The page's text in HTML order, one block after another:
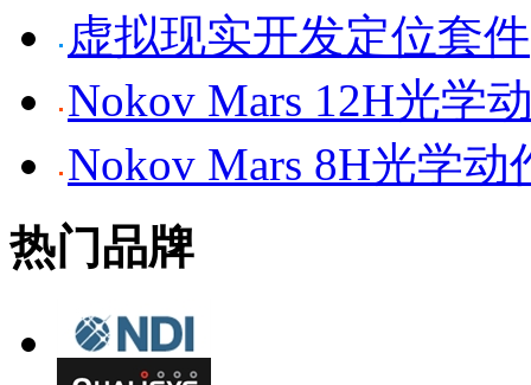
虚拟现实开发定位套件
Nokov Mars 12H光学
Nokov Mars 8H光学动
热门品牌